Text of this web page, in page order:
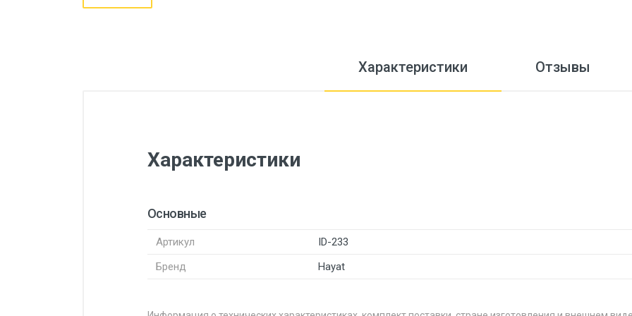
Характеристики Отзывы
Характеристики
Основные
Артикул
ID-233
Бренд
Hayat